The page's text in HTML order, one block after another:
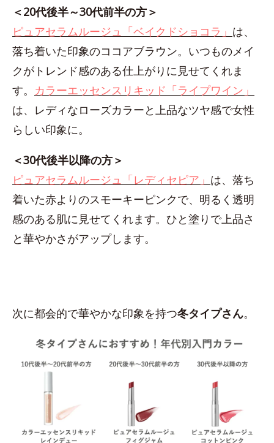
＜20代後半～30代前半の方＞
ピュアセラムルージュ「ベイクドショコラ」 は、
落ち着いた印象のココアブラウン。いつものメイ
クがトレンド感のある仕上がりに見せてくれま
す。 カラーエッセンスリキッド「ライプワイン」
は、レディなローズカラーと上品なツヤ感で女性
らしい印象に。
＜30代後半以降の方＞
ピュアセラムルージュ「レディセピア」 は、落ち
着いた赤よりのスモーキーピンクで、明るく透明
感のある肌に見せてくれます。ひと塗りで上品さ
と華やかさがアップします。
次に都会的で華やかな印象を持つ冬タイプさん。